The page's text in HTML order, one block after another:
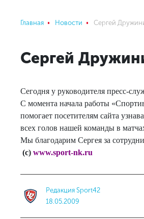
Главная Новости Сергей
Сергей
Сегодня у руководителя пресс-
С момента начала работы
помогает посетителям сайта
всех голов нашей команды в
Мы благодарим Сергея за
(с) www.sport-nk.ru
Редакция Sport42
18.05.2009